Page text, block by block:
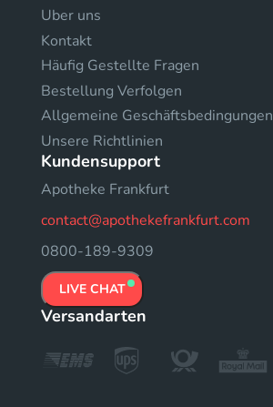
Uber uns
Kontakt
Häufig Gestellte Fragen
Bestellung Verfolgen
Allgemeine Geschäftsbedingungen
Unsere Richtlinien
Kundensupport
Apotheke Frankfurt
contact@apothekefrankfurt.com
0800-189-9309
LIVE CHAT
Versandarten